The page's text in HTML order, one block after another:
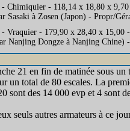
Chimiquier - 118,14 x 18,80 x
Sasaki à Zosen (Japon) - Propr/
Vraquier - 179,90 x 28,40 x
Nanjing Dongze à Nanjing
21 en fin de matinée sous un
un total de 80 escales. La
sont des 14 000 evp et 4 sont
seuls autres armateurs à ce